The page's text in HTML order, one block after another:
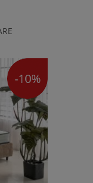
-10%